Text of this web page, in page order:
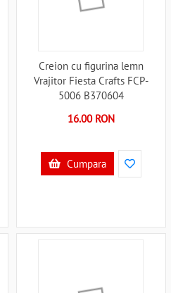
Creion cu figurina lemn
Vrajitor Fiesta Crafts FCP-
5006 B370604
16.00 RON
Cumpara